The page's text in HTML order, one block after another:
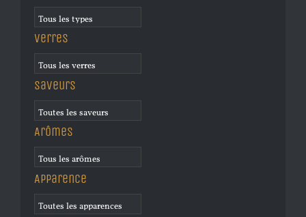
Verres
Saveurs
Arômes
Apparence